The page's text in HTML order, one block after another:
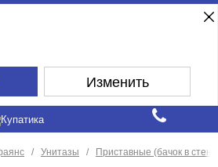
Изменить
Унитазы Приставные (бачок в